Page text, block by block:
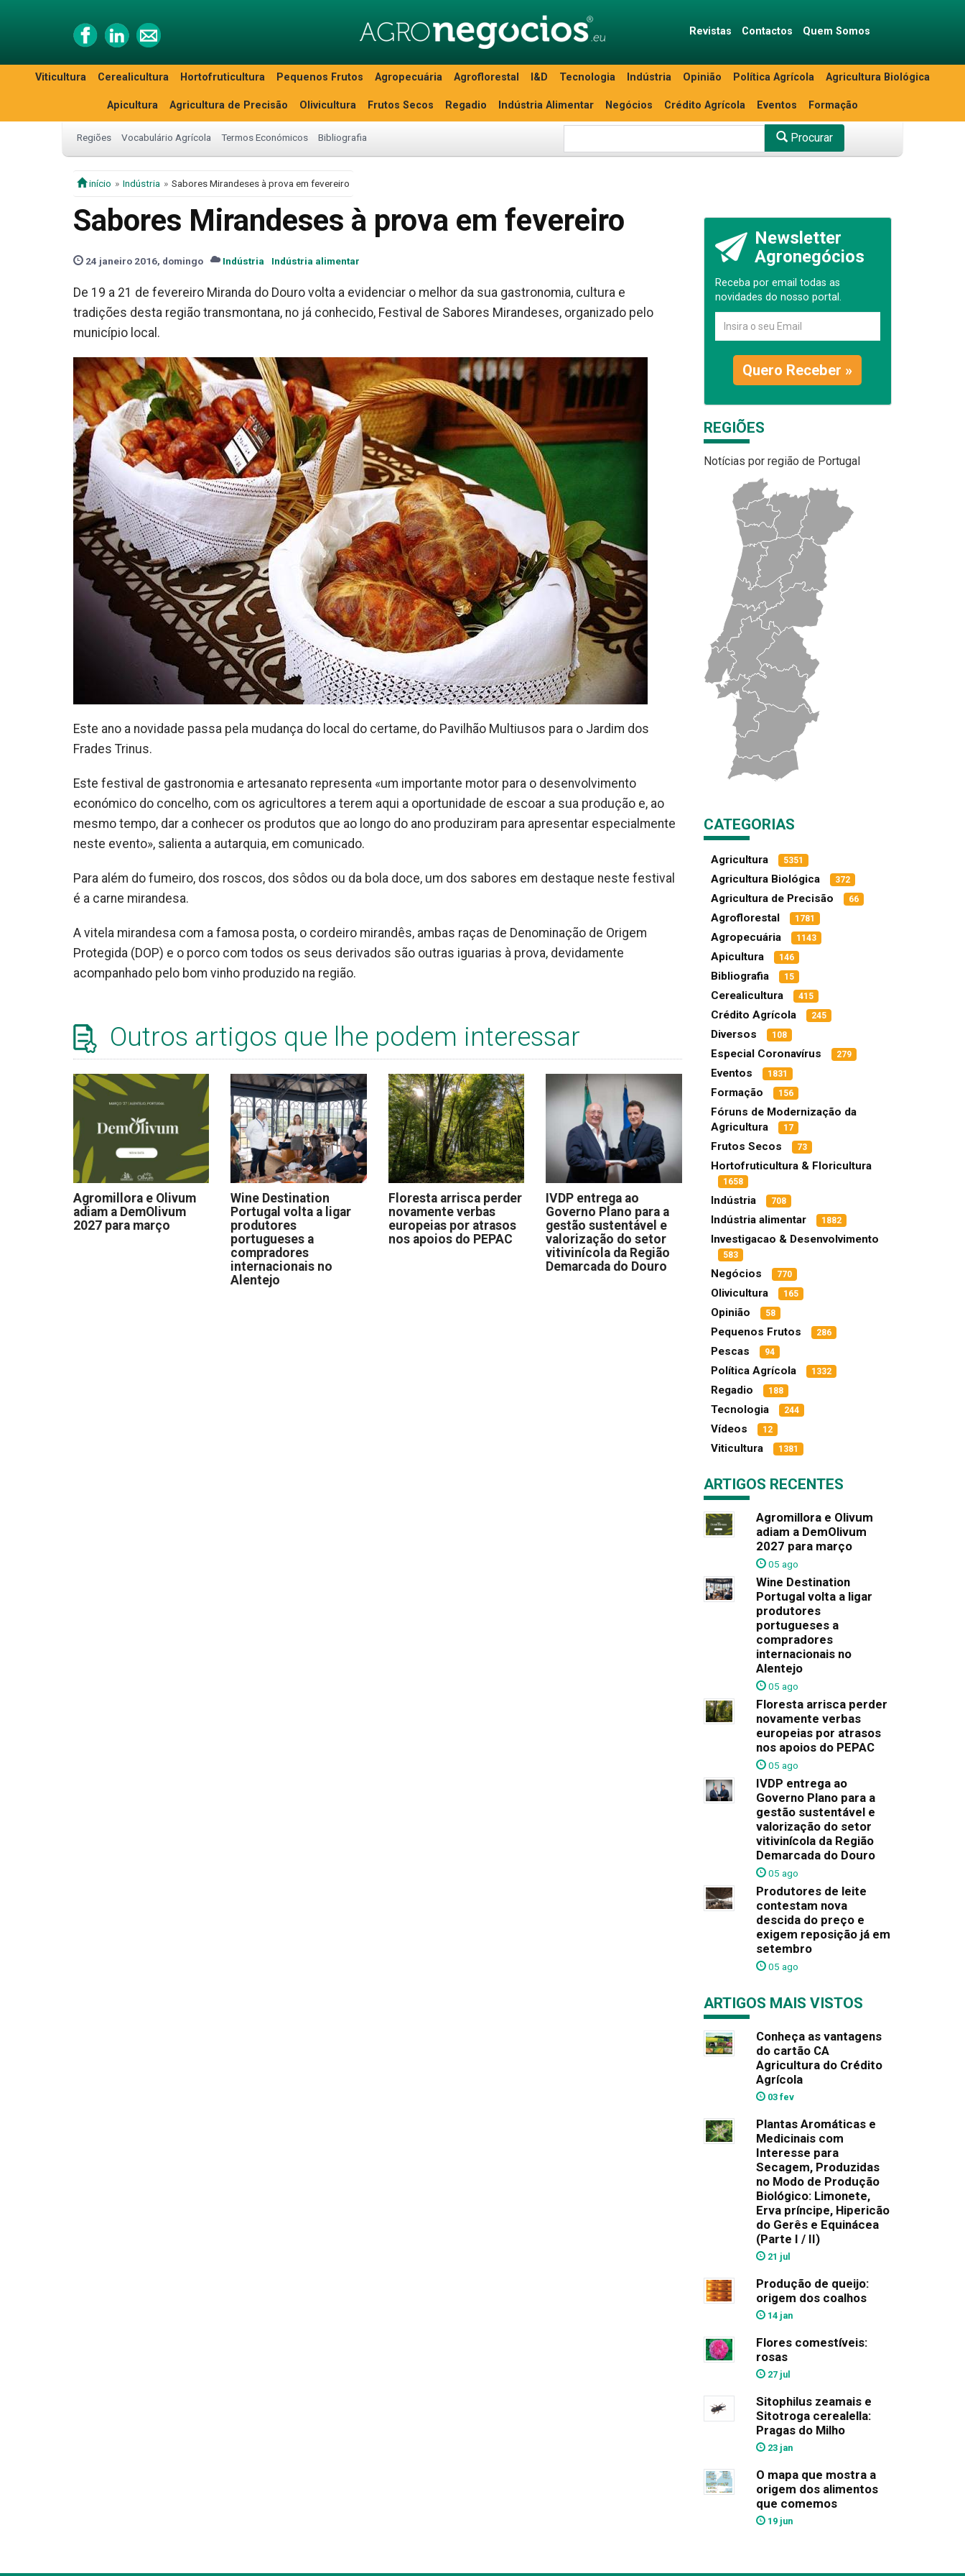
Revistas Contactos Quem Somos
Viticultura Cerealicultura Hortofruticultura Pequenos Frutos Agropecuária Agroflorestal I&D Tecnologia Indústria Opinião Política Agrícola Agricultura Biológica
Apicultura Agricultura de Precisão Olivicultura Frutos Secos Regadio Indústria Alimentar Negócios Crédito Agrícola Eventos Formação
Regiões Vocabulário Agrícola Termos Económicos Bibliografia Procurar
início Indústria Sabores Mirandeses à prova em fevereiro
Sabores Mirandeses à prova em fevereiro
24 janeiro 2016, domingo Indústria Indústria alimentar
De 19 a 21 de fevereiro Miranda do Douro volta a evidenciar o melhor da sua gastronomia, cultura e
tradições desta região transmontana, no já conhecido, Festival de Sabores Mirandeses, organizado pelo
município local.
Este ano a novidade passa pela mudança do local do certame, do Pavilhão Multiusos para o Jardim dos
Frades Trinus.
Este festival de gastronomia e artesanato representa «um importante motor para o desenvolvimento
económico do concelho, com os agricultores a terem aqui a oportunidade de escoar a sua produção e, ao
mesmo tempo, dar a conhecer os produtos que ao longo do ano produziram para apresentar especialmente
neste evento», salienta a autarquia, em comunicado.
Para além do fumeiro, dos roscos, dos sôdos ou da bola doce, um dos sabores em destaque neste festival
é a carne mirandesa.
A vitela mirandesa com a famosa posta, o cordeiro mirandês, ambas raças de Denominação de Origem
Protegida (DOP) e o porco com todos os seus derivados são outras iguarias à prova, devidamente
acompanhado pelo bom vinho produzido na região.
Outros artigos que lhe podem interessar
Agromillora e Olivum
adiam a DemOlivum
2027 para março
Wine Destination
Portugal volta a ligar
produtores
portugueses a
compradores
internacionais no
Alentejo
Floresta arrisca perder
novamente verbas
europeias por atrasos
nos apoios do PEPAC
IVDP entrega ao
Governo Plano para a
gestão sustentável e
valorização do setor
vitivinícola da Região
Demarcada do Douro
Newsletter
Agronegócios
Receba por email todas as
novidades do nosso portal.
Quero Receber »
REGIÕES
Notícias por região de Portugal
CATEGORIAS
Agricultura 5351
Agricultura Biológica 372
Agricultura de Precisão 66
Agroflorestal 1781
Agropecuária 1143
Apicultura 146
Bibliografia 15
Cerealicultura 415
Crédito Agrícola 245
Diversos 108
Especial Coronavírus 279
Eventos 1831
Formação 156
Fóruns de Modernização da
Agricultura
17
Frutos Secos 73
Hortofruticultura & Floricultura
1658
Indústria 708
Indústria alimentar 1882
Investigacao & Desenvolvimento
583
Negócios 770
Olivicultura 165
Opinião 58
Pequenos Frutos 286
Pescas 94
Política Agrícola 1332
Regadio 188
Tecnologia 244
Vídeos 12
Viticultura 1381
ARTIGOS RECENTES
Agromillora e Olivum
adiam a DemOlivum
2027 para março
05 ago
Wine Destination
Portugal volta a ligar
produtores
portugueses a
compradores
internacionais no
Alentejo
05 ago
Floresta arrisca perder
novamente verbas
europeias por atrasos
nos apoios do PEPAC
05 ago
IVDP entrega ao
Governo Plano para a
gestão sustentável e
valorização do setor
vitivinícola da Região
Demarcada do Douro
05 ago
Produtores de leite
contestam nova
descida do preço e
exigem reposição já em
setembro
05 ago
ARTIGOS MAIS VISTOS
Conheça as vantagens
do cartão CA
Agricultura do Crédito
Agrícola
03 fev
Plantas Aromáticas e
Medicinais com
Interesse para
Secagem, Produzidas
no Modo de Produção
Biológico: Limonete,
Erva príncipe, Hipericão
do Gerês e Equinácea
(Parte I / II)
21 jul
Produção de queijo:
origem dos coalhos
14 jan
Flores comestíveis:
rosas
27 jul
Sitophilus zeamais e
Sitotroga cerealella:
Pragas do Milho
23 jan
O mapa que mostra a
origem dos alimentos
que comemos
19 jun